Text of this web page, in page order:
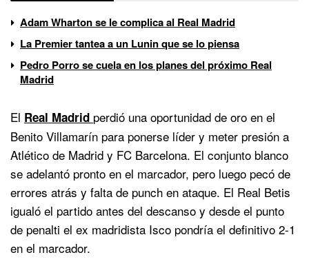
Adam Wharton se le complica al Real Madrid
La Premier tantea a un Lunin que se lo piensa
Pedro Porro se cuela en los planes del próximo Real
Madrid
El Real Madrid perdió una oportunidad de oro en el
Benito Villamarín para ponerse líder y meter presión a
Atlético de Madrid y FC Barcelona. El conjunto blanco
se adelantó pronto en el marcador, pero luego pecó de
errores atrás y falta de punch en ataque. El Real Betis
igualó el partido antes del descanso y desde el punto
de penalti el ex madridista Isco pondría el definitivo 2-1
en el marcador.